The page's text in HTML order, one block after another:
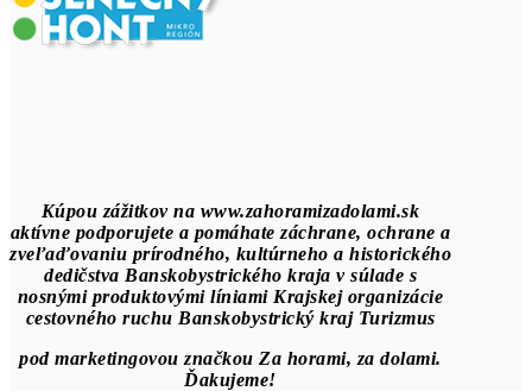
Kúpou zážitkov na www.zahoramizadolami.sk
aktívne podporujete a pomáhate záchrane, ochrane a
zveľaďovaniu prírodného, kultúrneho a historického
dedičstva Banskobystrického kraja v súlade s
nosnými produktovými líniami Krajskej organizácie
cestovného ruchu Banskobystrický kraj Turizmus
pod marketingovou značkou Za horami, za dolami.
Ďakujeme!